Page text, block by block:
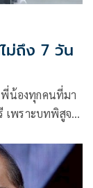
ม่ถึง 7 วัน
พี่น้องทุกคนที่มา
เพราะบทพิสูจน์